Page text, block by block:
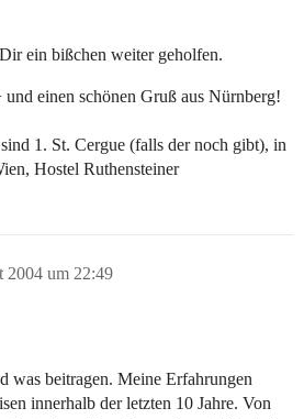
ein bißchen weiter geholfen.
einen schönen Gruß aus Nürnberg!
1. St. Cergue (falls der noch gibt), in
Hostel Ruthensteiner
2004 um 22:49
was beitragen. Meine Erfahrungen
innerhalb der letzten 10 Jahre. Von